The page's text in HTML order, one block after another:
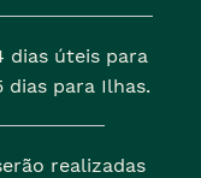
dias úteis para
dias para Ilhas.
realizadas